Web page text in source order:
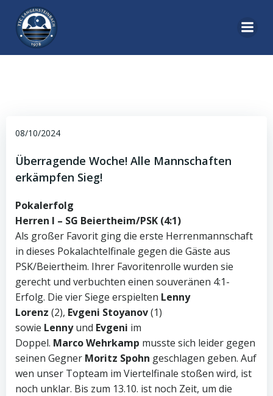
08/10/2024
Überragende Woche! Alle Mannschaften
erkämpfen Sieg!
Pokalerfolg
Herren I – SG Beiertheim/PSK (4:1)
Als großer Favorit ging die erste Herrenmannschaft
in dieses Pokalachtelfinale gegen die Gäste aus
PSK/Beiertheim. Ihrer Favoritenrolle wurden sie
gerecht und verbuchten einen souveränen 4:1-
Erfolg. Die vier Siege erspielten Lenny
Lorenz (2), Evgeni Stoyanov(1)
sowie Lennyund Evgeni im
Doppel. MarcoWehrkamp musste sich leider gegen
seinen Gegner Moritz Spohn geschlagen geben. Auf
wen unser Topteam im Viertelfinale stoßen wird, ist
noch unklar. Bis zum 13.10. ist noch Zeit, um die